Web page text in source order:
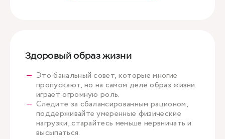
Здоровый образ жизни
Это банальный совет, которые многие
пропускают, но на самом деле образ жизни
играет огромную роль.
Следите за сбалансированным рационом,
поддерживайте умеренные физические
нагрузки, старайтесь меньше нервничать и
высыпаться.